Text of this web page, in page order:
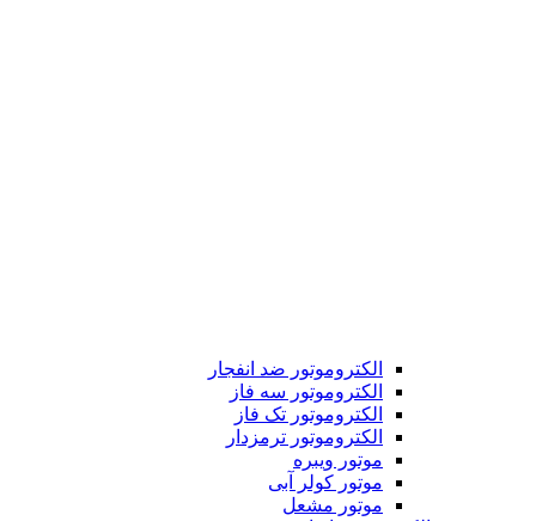
الکتروموتور ضد انفجار
الکتروموتور سه فاز
الکتروموتور تک فاز
الکتروموتور ترمزدار
موتور ویبره
موتور کولر آبی
موتور مشعل